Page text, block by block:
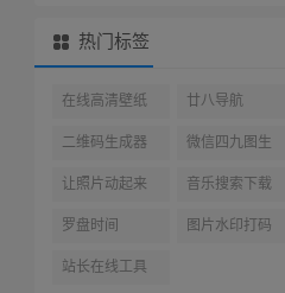
热门标签
ps(27) KeyShot(20)
3D(3) Rhino(17)
3D模型(3) keyshot渲染
(14)
Office激活(14) 激活工具(14)
犀牛插件(13)